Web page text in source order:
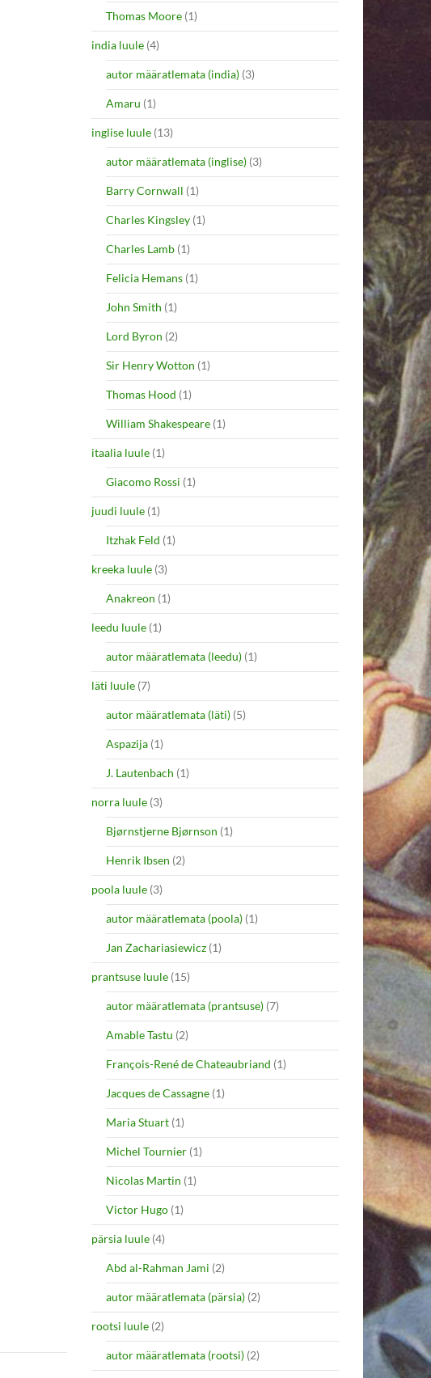
Thomas Moore (1)
india luule (4)
autor määratlemata (india) (3)
Amaru (1)
inglise luule (13)
autor määratlemata (inglise) (3)
Barry Cornwall (1)
Charles Kingsley (1)
Charles Lamb (1)
Felicia Hemans (1)
John Smith (1)
Lord Byron (2)
Sir Henry Wotton (1)
Thomas Hood (1)
William Shakespeare (1)
itaalia luule (1)
Giacomo Rossi (1)
juudi luule (1)
Itzhak Feld (1)
kreeka luule (3)
Anakreon (1)
leedu luule (1)
autor määratlemata (leedu) (1)
läti luule (7)
autor määratlemata (läti) (5)
Aspazija (1)
J. Lautenbach (1)
norra luule (3)
Bjørnstjerne Bjørnson (1)
Henrik Ibsen (2)
poola luule (3)
autor määratlemata (poola) (1)
Jan Zachariasiewicz (1)
prantsuse luule (15)
autor määratlemata (prantsuse) (7)
Amable Tastu (2)
François-René de Chateaubriand (1)
Jacques de Cassagne (1)
Maria Stuart (1)
Michel Tournier (1)
Nicolas Martin (1)
Victor Hugo (1)
pärsia luule (4)
Abd al-Rahman Jami (2)
autor määratlemata (pärsia) (2)
rootsi luule (2)
autor määratlemata (rootsi) (2)